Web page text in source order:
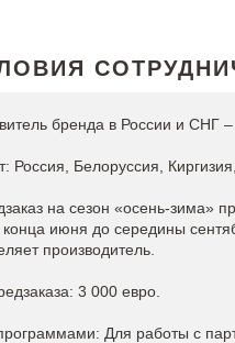
бренда в России и СНГ –
Россия, Белоруссия,
на сезон «осень-зима»
июня до середины
производитель.
3 000 евро.
Для работы с